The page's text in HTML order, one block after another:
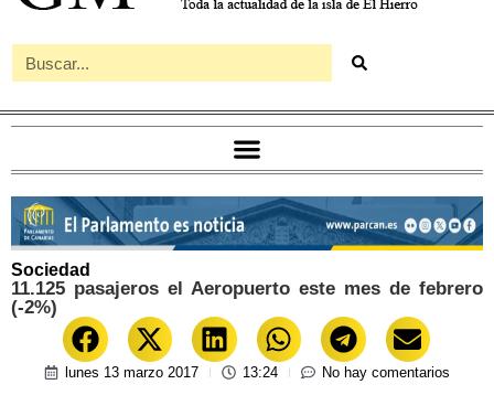
Sociedad
11.125 pasajeros el Aeropuerto este mes de febrero
(-2%)
lunes 13 marzo 2017 13:24 No hay comentarios